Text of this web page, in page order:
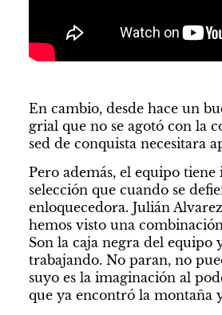
En cambio, desde hace un
grial que no se agotó con la
sed de conquista necesitara
Pero además, el equipo
selección que cuando se
enloquecedora. Julián
hemos visto una
Son la caja negra del equipo
trabajando. No paran, no
suyo es la imaginación al
que ya encontró la montaña